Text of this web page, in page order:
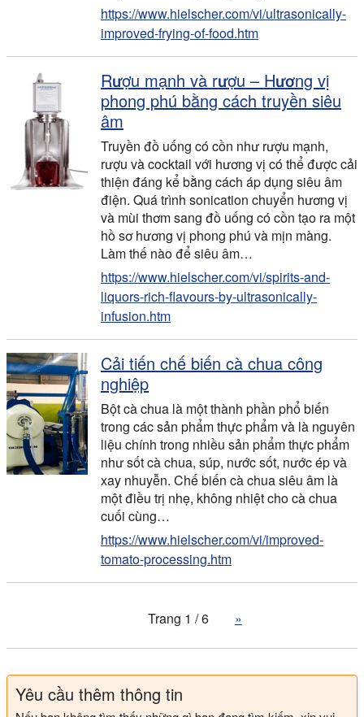
https://www.hielscher.com/vi/ultrasonically-
improved-frying-of-food.htm
Rượu mạnh và rượu – Hương vị
phong phú bằng cách truyền siêu
âm
Truyền đồ uống có cồn như rượu mạnh,
rượu và cocktail với hương vị có thể được cải
thiện đáng kể bằng cách áp dụng siêu âm
điện. Quá trình sonication chuyển hương vị
và mùi thơm sang đồ uống có cồn tạo ra một
hồ sơ hương vị phong phú và mịn màng.
Làm thế nào để siêu âm…
https://www.hielscher.com/vi/spirits-and-
liquors-rich-flavours-by-ultrasonically-
infusion.htm
Cải tiến chế biến cà chua công
nghiệp
Bột cà chua là một thành phần phổ biến
trong các sản phẩm thực phẩm và là nguyên
liệu chính trong nhiều sản phẩm thực phẩm
như sốt cà chua, súp, nước sốt, nước ép và
xay nhuyễn. Chế biến cà chua siêu âm là
một điều trị nhẹ, không nhiệt cho cà chua
cuối cùng…
https://www.hielscher.com/vi/improved-
tomato-processing.htm
Trang 1 / 6 »
Yêu cầu thêm thông tin